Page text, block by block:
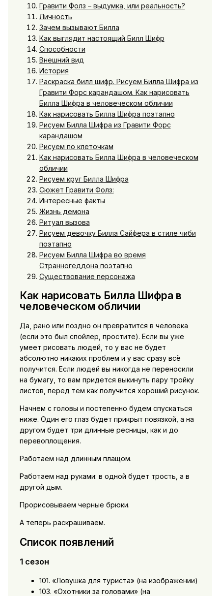
Гравити Фолз – выдумка, или реальность?
Личность
Зачем вызывают Билла
Как выглядит настоящий Билл Шифр
Способности
Внешний вид
История
Раскраска билл шифр. Рисуем Билла Шифра из
Гравити Форс карандашом. Как нарисовать
Билла Шифра в человеческом обличии
Как нарисовать Билла Шифра поэтапно
Рисуем Билла Шифра из Гравити Форс
карандашом
Рисуем по клеточкам
Как нарисовать Билла Шифра в человеческом
обличии
Рисуем круг Билла Шифра
Сюжет Гравити Фолз:
Интересные факты
Жизнь демона
Ритуал вызова
Рисуем девочку Билла Сайфера в стиле чиби
поэтапно
Рисуем Билла Шифра во время
Странногеддона поэтапно
Существование персонажа
Как нарисовать Билла Шифра в
человеческом обличии
Да, рано или поздно он превратится в человека
(если это был спойлер, простите). Если вы уже
умеет рисовать людей, то у вас не будет
абсолютно никаких проблем и у вас сразу всё
получится. Если людей вы никогда не переносили
на бумагу, то вам придется выкинуть пару тройку
листов, перед тем как получится хороший рисунок.
Начнем с головы и постепенно будем спускаться
ниже. Один его глаз будет прикрыт повязкой, а на
другом будет три длинные ресницы, как и до
перевоплощения.
Работаем над длинным плащом.
Работаем над руками: в одной будет трость, а в
другой дым.
Прорисовываем черные брюки.
А теперь раскрашиваем.
Список появлений
1 сезон
101. «Ловушка для туриста» (на изображении)
103. «Охотники за головами» (на